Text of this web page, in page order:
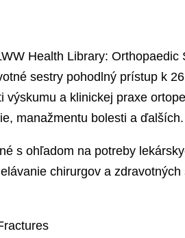
Health Library: Orthopaedic
sestry pohodlný prístup k
výskumu a klinickej praxe
manažmentu bolesti a ďalších.
s ohľadom na potreby
chirurgov a zdravotných